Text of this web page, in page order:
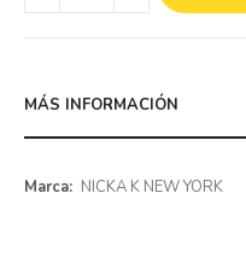
MÁS INFORMACIÓN
Más
NICKA K NEW YORK